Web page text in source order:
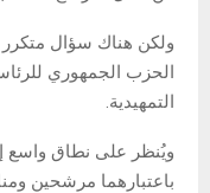
ولكن هناك سؤال
الحزب الجمهوري
التمهيدية.
ويُنظر على نطاق واسع
باعتبارهما مرشحين